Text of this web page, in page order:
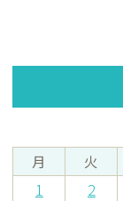
月 火
1 2